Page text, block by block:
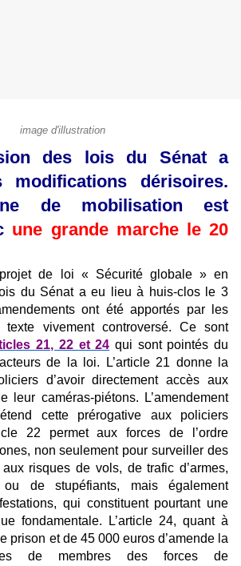
image d'illustration
des lois du Sénat a
modifications dérisoires.
de mobilisation est
une grande marche le 20
de loi « Sécurité globale » en
du Sénat a eu lieu à huis-clos le 3
ont été apportés par les
vivement controversé. Ce sont
21, 22 et 24 qui sont pointés du
de la loi. L’article 21 donne la
d’avoir directement accès aux
leur caméras-piétons. L’amendement
cette prérogative aux policiers
22 permet aux forces de l’ordre
non seulement pour surveiller des
risques de vols, de trafic d’armes,
ou de stupéfiants, mais également
qui constituent pourtant une
fondamentale. L’article 24, quant à
prison et de 45 000 euros d’amende la
de membres des forces de